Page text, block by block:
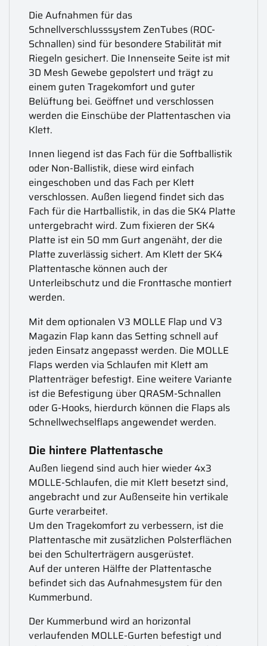
Die Aufnahmen für das
Schnellverschlusssystem ZenTubes (ROC-
Schnallen) sind für besondere Stabilität mit
Riegeln gesichert. Die Innenseite Seite ist mit
3D Mesh Gewebe gepolstert und trägt zu
einem guten Tragekomfort und guter
Belüftung bei. Geöffnet und verschlossen
werden die Einschübe der Plattentaschen via
Klett.
Innen liegend ist das Fach für die Softballistik
oder Non-Ballistik, diese wird einfach
eingeschoben und das Fach per Klett
verschlossen. Außen liegend findet sich das
Fach für die Hartballistik, in das die SK4 Platte
untergebracht wird. Zum fixieren der SK4
Platte ist ein 50 mm Gurt angenäht, der die
Platte zuverlässig sichert. Am Klett der SK4
Plattentasche können auch der
Unterleibschutz und die Fronttasche montiert
werden.
Mit dem optionalen V3 MOLLE Flap und V3
Magazin Flap kann das Setting schnell auf
jeden Einsatz angepasst werden. Die MOLLE
Flaps werden via Schlaufen mit Klett am
Plattenträger befestigt. Eine weitere Variante
ist die Befestigung über QRASM-Schnallen
oder G-Hooks, hierdurch können die Flaps als
Schnellwechselflaps angewendet werden.
Die hintere Plattentasche
Außen liegend sind auch hier wieder 4x3
MOLLE-Schlaufen, die mit Klett besetzt sind,
angebracht und zur Außenseite hin vertikale
Gurte verarbeitet.
Um den Tragekomfort zu verbessern, ist die
Plattentasche mit zusätzlichen Polsterflächen
bei den Schulterträgern ausgerüstet.
Auf der unteren Hälfte der Plattentasche
befindet sich das Aufnahmesystem für den
Kummerbund.
Der Kummerbund wird an horizontal
verlaufenden MOLLE-Gurten befestigt und